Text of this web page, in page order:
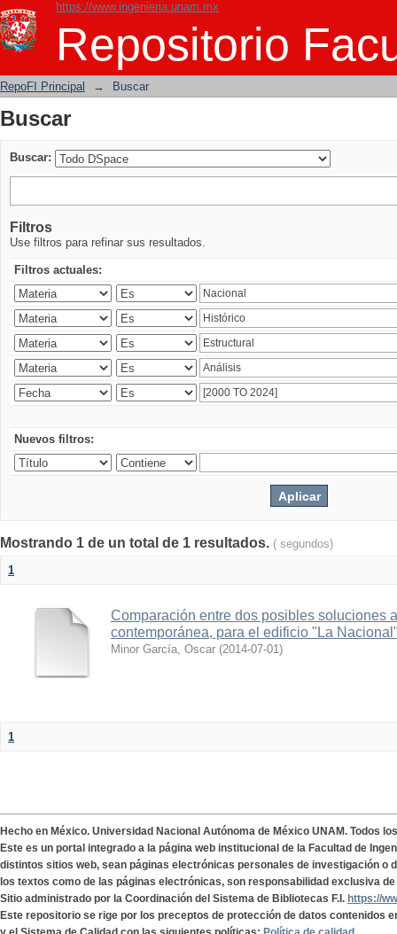
https://www.ingenieria.unam.mx
Repositorio
Buscar
RepoFI Principal → Buscar
Buscar
Buscar:
Filtros
Use filtros para refinar sus resultados.
Filtros actuales:
Nuevos filtros:
Mostrando 1 de un total de 1 resultados. ( segundos)
1
Comparación entre dos posibles soluciones
contemporánea, para el edificio "La
Minor García, Oscar (2014-07-01)
1
Hecho en México. Universidad Nacional Autónoma de México UNAM. Todos
Este es un portal integrado a la página web institucional de la Facultad de
distintos sitios web, sean páginas electrónicas personales de investigación o
los textos como de las páginas electrónicas, son responsabilidad exclusiva
Sitio administrado por la Coordinación del Sistema de Bibliotecas F.I. https://
Este repositorio se rige por los preceptos de protección de datos contenidos